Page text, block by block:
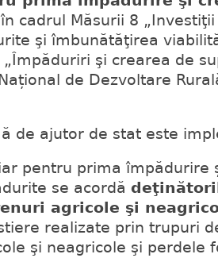
cadrul Măsurii 8
şi îmbunătăţirea
„Împăduriri şi crearea de
de Dezvoltare
de ajutor de stat este
pentru prima împădurire
se acordă
agricole şi
realizate prin trupuri
şi neagricole şi perdele